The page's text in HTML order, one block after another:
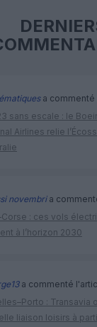
a commenté
sans escale : le
Airlines relie
novembria
: ces vols
à l’horizon 2030
a commenté
: Transavia
liaison loisirs à